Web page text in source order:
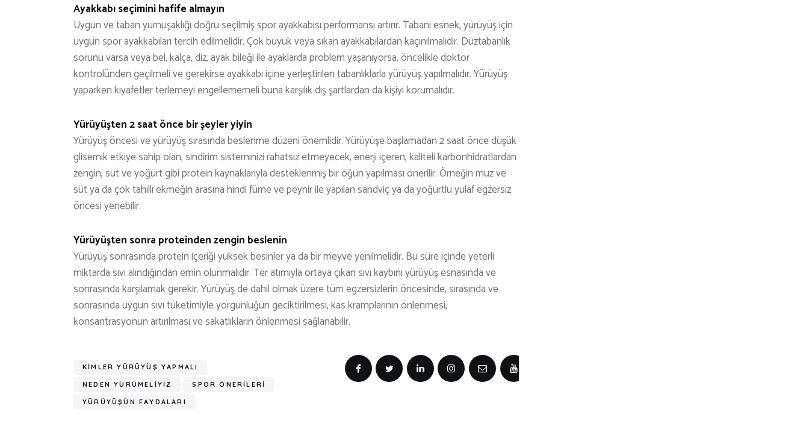
Ayakkabı seçimini hafife almayın
Uygun ve taban yumuşaklığı doğru seçilmiş spor ayakkabısı performansı artırır. Tabanı esnek, yürüyüş için
uygun spor ayakkabıları tercih edilmelidir. Çok büyük veya sıkan ayakkabılardan kaçınılmalıdır. Düztabanlık
sorunu varsa veya bel, kalça, diz, ayak bileği ile ayaklarda problem yaşanıyorsa, öncelikle doktor
kontrolünden geçilmeli ve gerekirse ayakkabı içine yerleştirilen tabanlıklarla yürüyüş yapılmalıdır. Yürüyüş
yaparken kıyafetler terlemeyi engellememeli buna karşılık dış şartlardan da kişiyi korumalıdır.
Yürüyüşten 2 saat önce bir şeyler yiyin
Yürüyüş öncesi ve yürüyüş sırasında beslenme düzeni önemlidir. Yürüyüşe başlamadan 2 saat önce düşük
glisemik etkiye sahip olan, sindirim sisteminizi rahatsız etmeyecek, enerji içeren, kaliteli karbonhidratlardan
zengin, süt ve yoğurt gibi protein kaynaklarıyla desteklenmiş bir öğün yapılması önerilir. Örneğin muz ve
süt ya da çok tahıllı ekmeğin arasına hindi füme ve peynir ile yapılan sandviç ya da yoğurtlu yulaf egzersiz
öncesi yenebilir.
Yürüyüşten sonra proteinden zengin beslenin
Yürüyüş sonrasında protein içeriği yüksek besinler ya da bir meyve yenilmelidir. Bu süre içinde yeterli
miktarda sıvı alındığından emin olunmalıdır. Ter atımıyla ortaya çıkan sıvı kaybını yürüyüş esnasında ve
sonrasında karşılamak gerekir. Yürüyüş de dahil olmak üzere tüm egzersizlerin öncesinde, sırasında ve
sonrasında uygun sıvı tüketimiyle yorgunluğun geciktirilmesi, kas kramplarının önlenmesi,
konsantrasyonun artırılması ve sakatlıkların önlenmesi sağlanabilir.
KIMLER YÜRÜYÜŞ YAPMALI
NEDEN YÜRÜMELIYIZ SPOR ÖNERILERI
YÜRÜYÜŞÜN FAYDALARI